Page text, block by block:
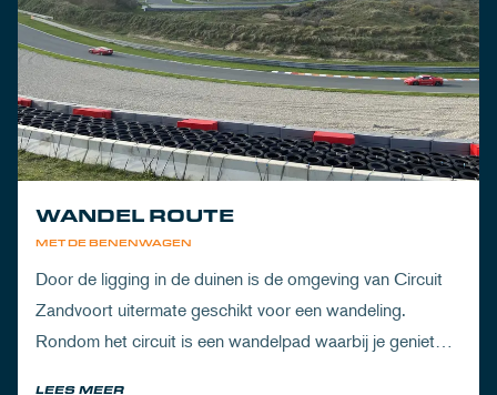
MET DE BENENWAGEN
WANDEL ROUTE
Door de ligging in de duinen is de omgeving van Circuit
Zandvoort uitermate geschikt voor een wandeling.
Rondom het circuit is een wandelpad waarbij je geniet
LEES MEER